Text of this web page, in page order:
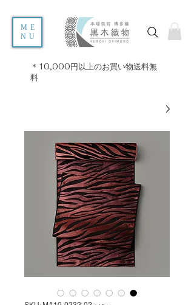
ME
NU
＊10,000円以上のお買い物送料無
料